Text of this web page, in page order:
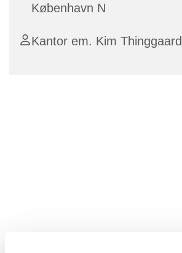
København N
Kantor em. Kim Thinggaard